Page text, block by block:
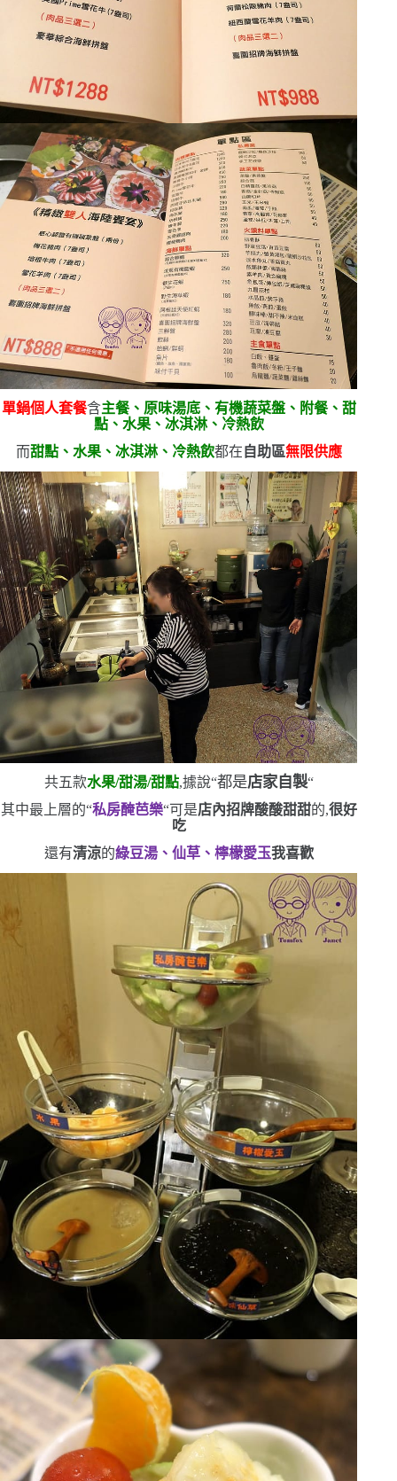
單鍋個人套餐含主餐、原味湯底、有機蔬菜盤、附餐、甜
點、水果、冰淇淋、冷熱飲
而甜點、水果、冰淇淋、冷熱飲都在 自助區無限供應
共五款水果/甜湯/甜點,據說“都是店家自製“
其中最上層的“私房醃芭樂“可是店內招牌酸酸甜甜的,很好
吃
還有清涼的綠豆湯、仙草、檸檬愛玉我喜歡